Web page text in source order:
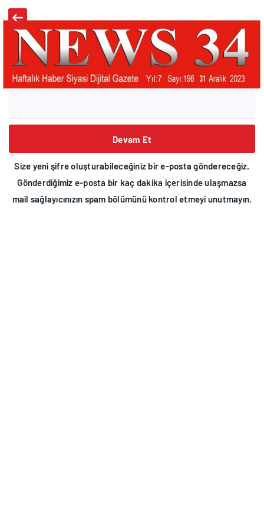
E-posta Adresiniz
Devam Et
Size yeni şifre oluşturabileceğiniz bir e-posta göndereceğiz.
Gönderdiğimiz e-posta bir kaç dakika içerisinde ulaşmazsa
mail sağlayıcınızın spam bölümünü kontrol etmeyi unutmayın.